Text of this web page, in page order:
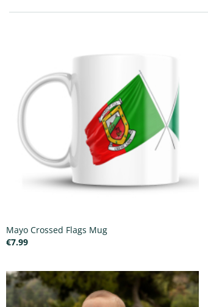
Mayo Crossed Flags Mug
€7.99